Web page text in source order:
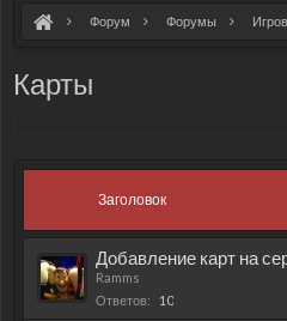
Форум Форумы
Карты
Заголовок
Добавление карт на
Ramms
Ответов:
10